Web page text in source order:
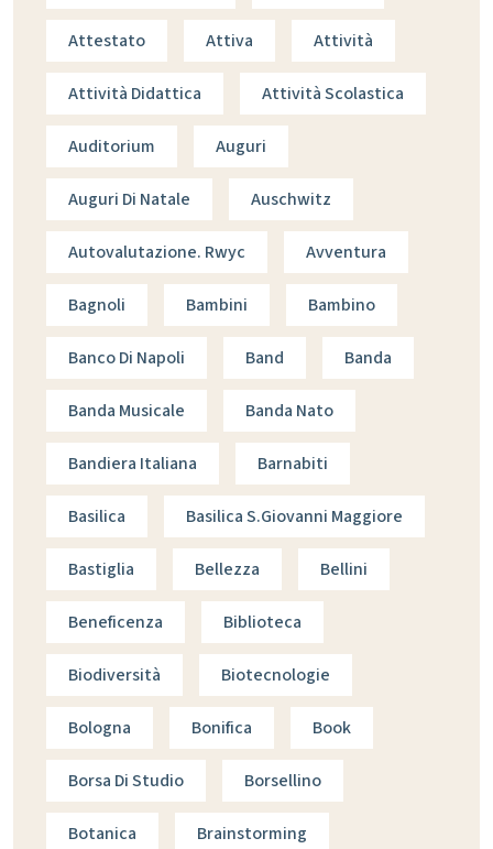
Attestato Attiva Attività
Attività Didattica Attività Scolastica
Auditorium Auguri
Auguri Di Natale Auschwitz
Autovalutazione. Rwyc Avventura
Bagnoli Bambini Bambino
Banco Di Napoli Band Banda
Banda Musicale Banda Nato
Bandiera Italiana Barnabiti
Basilica Basilica S.giovanni Maggiore
Bastiglia Bellezza Bellini
Beneficenza Biblioteca
Biodiversità Biotecnologie
Bologna Bonifica Book
Borsa Di Studio Borsellino
Botanica Brainstorming